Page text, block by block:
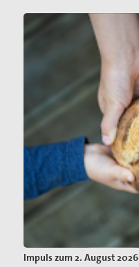
Impuls zum 2. August 2026